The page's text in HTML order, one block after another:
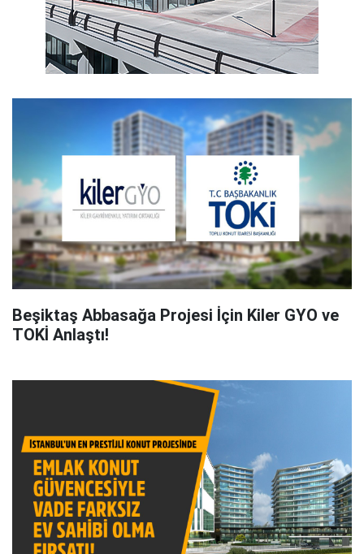
Beşiktaş Abbasağa Projesi İçin Kiler GYO ve
TOKİ Anlaştı!